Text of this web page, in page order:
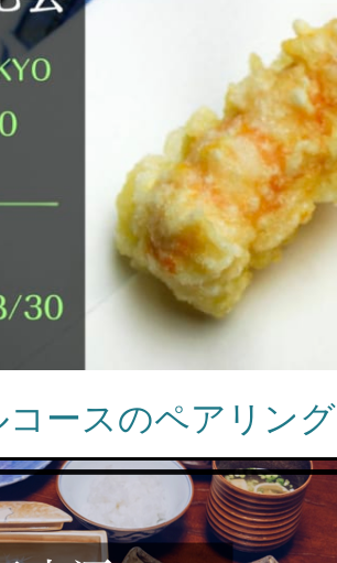
ースのペアリング